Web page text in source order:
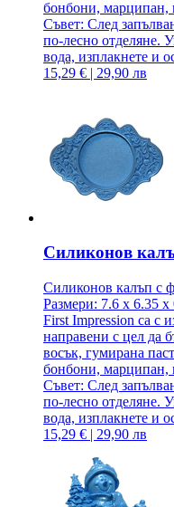
бонбони, марципан,
Съвет: След
по-лесно отделяне.
вода, изплакнете и
15,29 € | 29,90 лв
Силиконов
Силиконов калъп с
Размери: 7.6 x 6.35
First Impression са с
направени с цел да
восък, гумирана
бонбони, марципан,
Съвет: След
по-лесно отделяне.
вода, изплакнете и
15,29 € | 29,90 лв